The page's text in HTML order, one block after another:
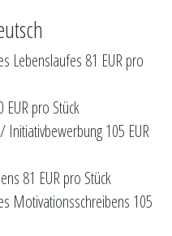
Lebenslaufes 81 EUR pro
EUR pro Stück
Initiativbewerbung 105 EUR
81 EUR pro Stück
Motivationsschreibens 105